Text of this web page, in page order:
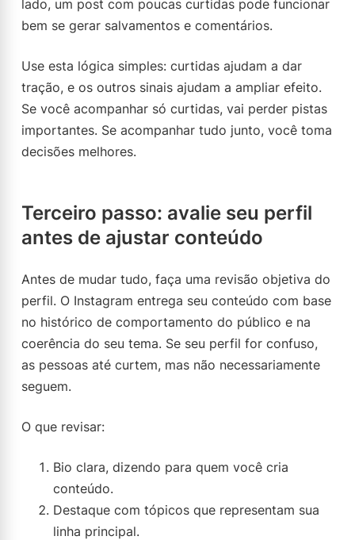
lado, um post com poucas curtidas pode funcionar
bem se gerar salvamentos e comentários.
Use esta lógica simples: curtidas ajudam a dar
tração, e os outros sinais ajudam a ampliar efeito.
Se você acompanhar só curtidas, vai perder pistas
importantes. Se acompanhar tudo junto, você toma
decisões melhores.
Terceiro passo: avalie seu perfil
antes de ajustar conteúdo
Antes de mudar tudo, faça uma revisão objetiva do
perfil. O Instagram entrega seu conteúdo com base
no histórico de comportamento do público e na
coerência do seu tema. Se seu perfil for confuso,
as pessoas até curtem, mas não necessariamente
seguem.
O que revisar:
Bio clara, dizendo para quem você cria
conteúdo.
Destaque com tópicos que representam sua
linha principal.